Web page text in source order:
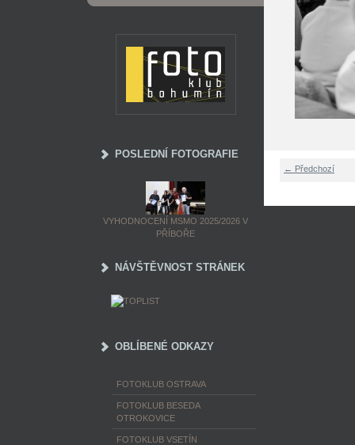
POSLEDNÍ FOTOGRAFIE
VYHODNOCENÍ MSMO 2025/2026 V
PŘÍBOŘE
NÁVŠTĚVNOST STRÁNEK
OBLÍBENÉ ODKAZY
FOTOKLUB OSTRAVA
FOTOKLUB BESEDA
OTROKOVICE
FOTOKLUB VSETÍN
← Předchozí